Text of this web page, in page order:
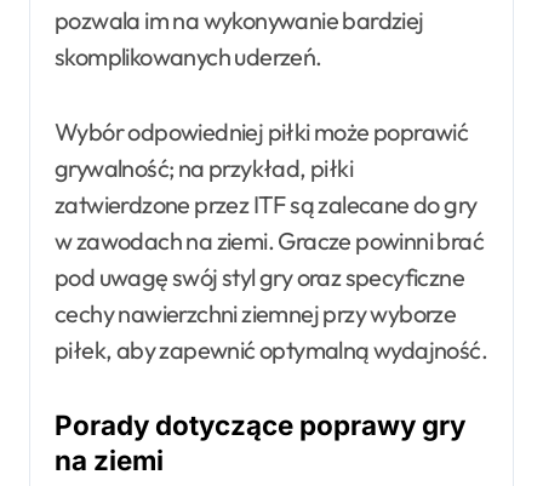
pozwala im na wykonywanie bardziej
skomplikowanych uderzeń.
Wybór odpowiedniej piłki może poprawić
grywalność; na przykład, piłki
zatwierdzone przez ITF są zalecane do gry
w zawodach na ziemi. Gracze powinni brać
pod uwagę swój styl gry oraz specyficzne
cechy nawierzchni ziemnej przy wyborze
piłek, aby zapewnić optymalną wydajność.
Porady dotyczące poprawy gry
na ziemi